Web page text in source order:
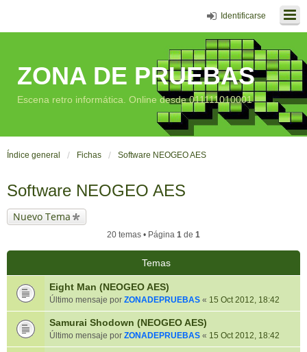
Identificarse
ZONA DE PRUEBAS
Escena retro informática. Online desde 011111010001
Índice general Fichas Software NEOGEO AES
Software NEOGEO AES
Nuevo Tema
20 temas • Página 1 de 1
Temas
Eight Man (NEOGEO AES)
Último mensaje por ZONADEPRUEBAS « 15 Oct 2012, 18:42
Samurai Shodown (NEOGEO AES)
Último mensaje por ZONADEPRUEBAS « 15 Oct 2012, 18:42